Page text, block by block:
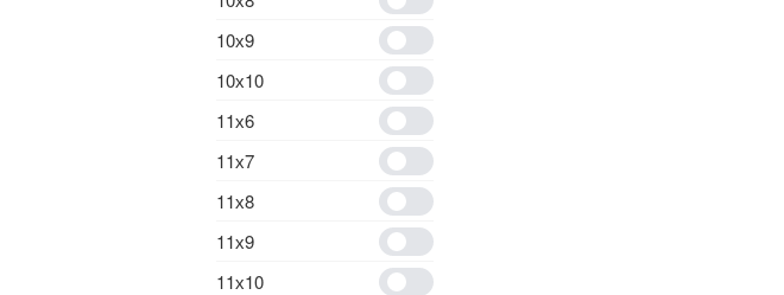
10х9
10х10
11х6
11х7
11х8
11х9
11х10